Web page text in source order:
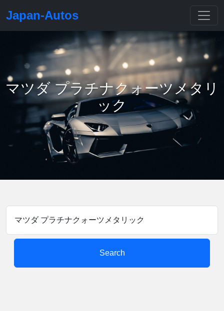
Japan-Autos
マツダ プラチナクォーツメタリ
ック
Search